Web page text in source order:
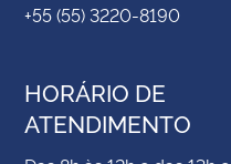
+55 (55) 3220-8190
HORÁRIO DE
ATENDIMENTO